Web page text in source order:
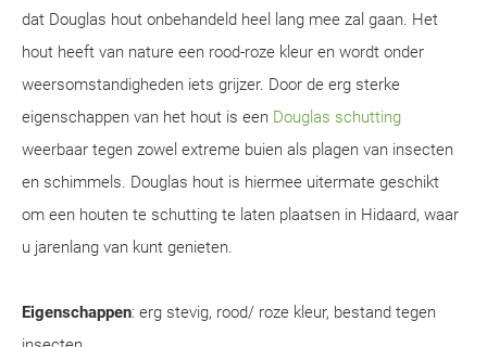
dat Douglas hout onbehandeld heel lang mee zal gaan. Het
hout heeft van nature een rood-roze kleur en wordt onder
weersomstandigheden iets grijzer. Door de erg sterke
eigenschappen van het hout is een Douglas schutting
weerbaar tegen zowel extreme buien als plagen van insecten
en schimmels. Douglas hout is hiermee uitermate geschikt
om een houten te schutting te laten plaatsen in Hidaard, waar
u jarenlang van kunt genieten.
Eigenschappen: erg stevig, rood/ roze kleur, bestand tegen